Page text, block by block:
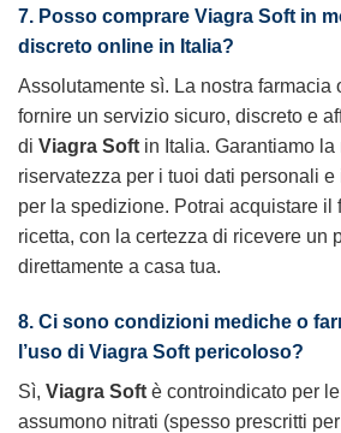
7. Posso comprare Viagra Soft in
discreto online in Italia?
Assolutamente sì. La nostra farmacia
fornire un servizio sicuro, discreto e
di Viagra Soft in Italia. Garantiamo la
riservatezza per i tuoi dati personali
per la spedizione. Potrai acquistare il
ricetta, con la certezza di ricevere un
direttamente a casa tua.
8. Ci sono condizioni mediche o
l’uso di Viagra Soft pericoloso?
Sì, Viagra Soft è controindicato per
assumono nitrati (spesso prescritti